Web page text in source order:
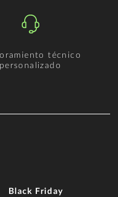
técnico
personalizado
Black Friday